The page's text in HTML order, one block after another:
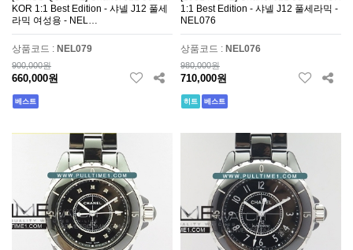
KOR 1:1 Best Edition - 샤넬 J12 풀세
라믹 여성용 - NEL…
상품코드 : NEL079
900,000원
660,000원
베스트
1:1 Best Edition - 샤넬 J12 풀세라믹 -
NEL076
상품코드 : NEL076
980,000원
710,000원
히트 베스트